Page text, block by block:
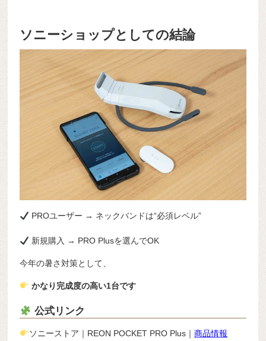
ソニーショップとしての結論
PROユーザー → ネックバンドは“必須レベル”
新規購入 → PRO Plusを選んでOK
今年の暑さ対策として、
かなり完成度の高い1台です
公式リンク
ソニーストア｜REON POCKET PRO Plus｜商品情報